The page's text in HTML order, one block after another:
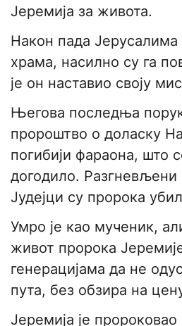
Јеремија за живота.
Након пада
храма, насилно су га
је он наставио своју
Његова последња
пророштво о доласку
погибији фараона, што
догодило.
Јудејци су пророка
Умро је као мученик,
живот пророка
генерацијама да не
пута, без обзира на
Јеремија је